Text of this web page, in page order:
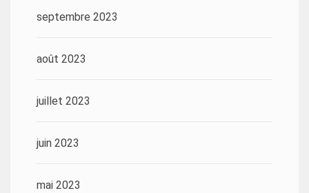
septembre 2023
août 2023
juillet 2023
juin 2023
mai 2023